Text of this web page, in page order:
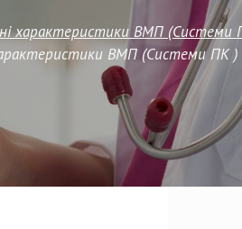
характеристики ВМП
характеристики ВМП (Системи ПК